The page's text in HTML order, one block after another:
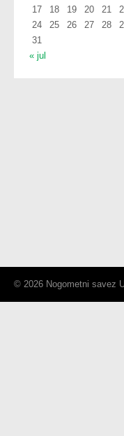
« jul
17
18 19 20 21
24
25 26 27 28
31
© 2026 Nogometni savez